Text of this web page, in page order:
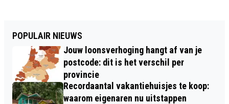
POPULAIR NIEUWS
Jouw loonsverhoging hangt af van je
postcode: dit is het verschil per
provincie
Recordaantal vakantiehuisjes te koop:
waarom eigenaren nu uitstappen